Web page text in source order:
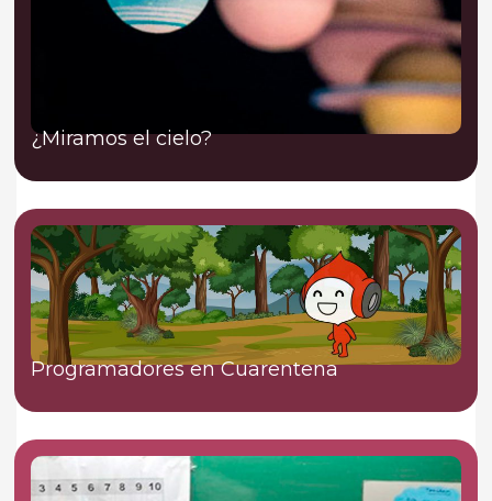
¿Miramos el cielo?
Programadores en Cuarentena